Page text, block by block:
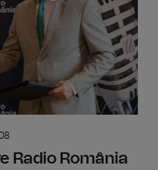
Radio România